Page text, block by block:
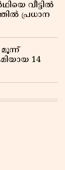
വീട്ടിൽ
പ്രധാന
14